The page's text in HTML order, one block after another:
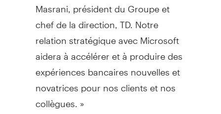
Masrani, président du Groupe et
chef de la direction, TD. Notre
relation stratégique avec Microsoft
aidera à accélérer et à produire des
expériences bancaires nouvelles et
novatrices pour nos clients et nos
collègues. »